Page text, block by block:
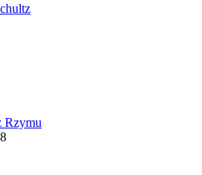
Rzymu